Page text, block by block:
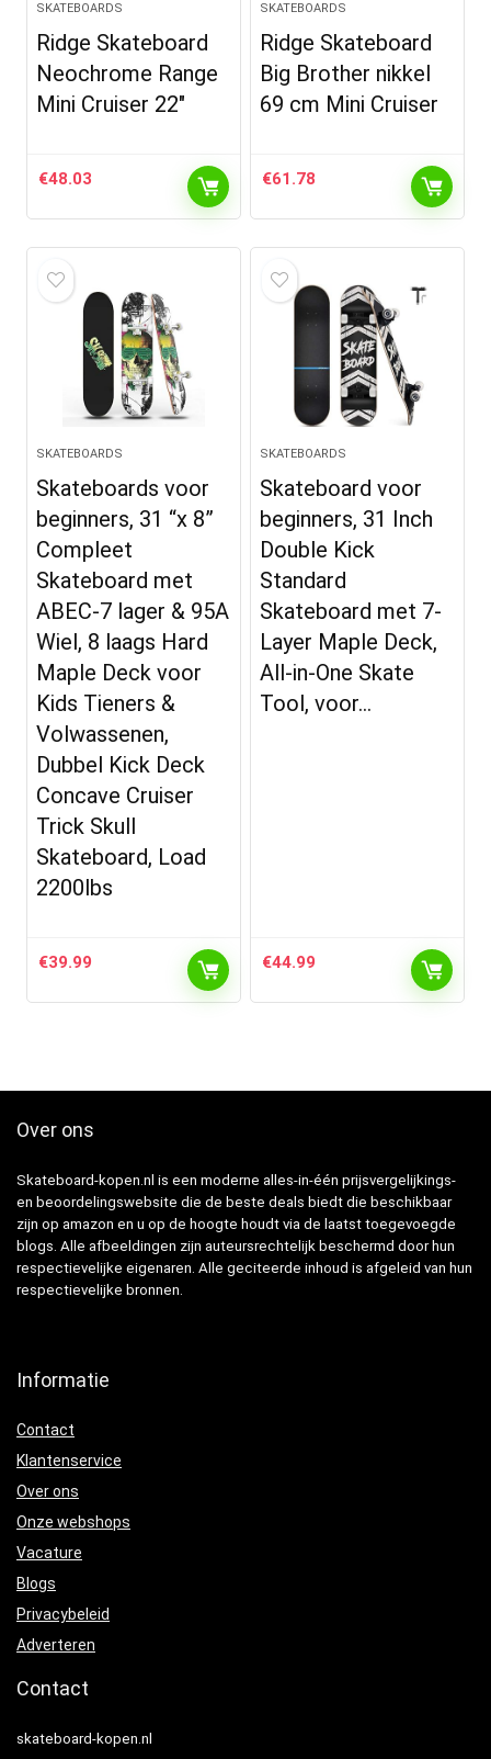
SKATEBOARDS
Ridge Skateboard
Neochrome Range
Mini Cruiser 22″
€48.03
SKATEBOARDS
Ridge Skateboard
Big Brother nikkel
69 cm Mini Cruiser
€61.78
SKATEBOARDS
Skateboards voor
beginners, 31 “x 8”
Compleet
Skateboard met
ABEC-7 lager & 95A
Wiel, 8 laags Hard
Maple Deck voor
Kids Tieners &
Volwassenen,
Dubbel Kick Deck
Concave Cruiser
Trick Skull
Skateboard, Load
2200lbs
€39.99
SKATEBOARDS
Skateboard voor
beginners, 31 Inch
Double Kick
Standard
Skateboard met 7-
Layer Maple Deck,
All-in-One Skate
Tool, voor…
€44.99
Over ons
Skateboard-kopen.nl is een moderne alles-in-één prijsvergelijkings-
en beoordelingswebsite die de beste deals biedt die beschikbaar
zijn op amazon en u op de hoogte houdt via de laatst toegevoegde
blogs. Alle afbeeldingen zijn auteursrechtelijk beschermd door hun
respectievelijke eigenaren. Alle geciteerde inhoud is afgeleid van hun
respectievelijke bronnen.
Informatie
Contact
Klantenservice
Over ons
Onze webshops
Vacature
Blogs
Privacybeleid
Adverteren
Contact
skateboard-kopen.nl